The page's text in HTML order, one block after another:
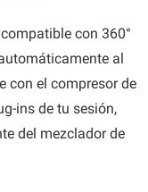
con 360°
al
con el compresor de
ins de tu sesión,
del mezclador de